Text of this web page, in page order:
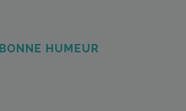
HUMEUR